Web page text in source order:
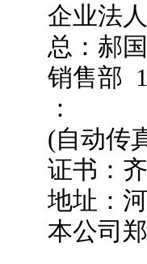
企业法
总：郝
销售部
：
(自动传
证书：
地址：
本公司